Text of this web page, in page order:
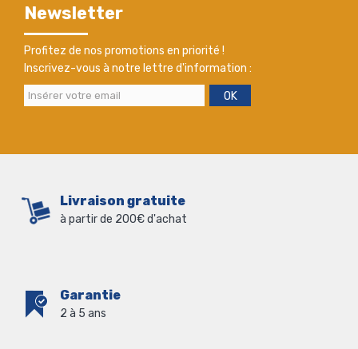
Newsletter
Profitez de nos promotions en priorité !
Inscrivez-vous à notre lettre d'information :
OK
Livraison gratuite
à partir de 200€ d'achat
Garantie
2 à 5 ans